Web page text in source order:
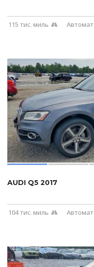
115 тис. миль Автомат
AUDI Q5 2017
104 тис. миль Автомат